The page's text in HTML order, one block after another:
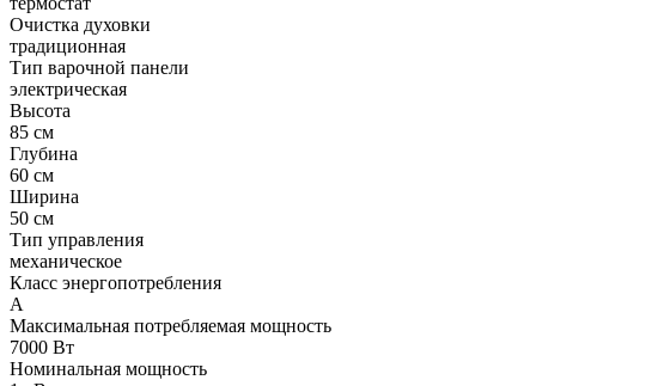
Очистка духовки
традиционная
Тип варочной панели
электрическая
Высота
85 см
Глубина
60 см
Ширина
50 см
Тип управления
механическое
Класс энергопотребления
A
Максимальная потребляемая мощность
7000 Вт
Номинальная мощность